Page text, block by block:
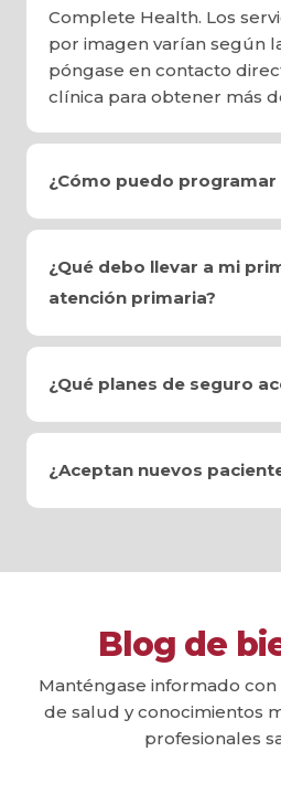
Complete Health. Los
por imagen varían según
póngase en contacto
clínica para obtener más
¿Cómo puedo programar
¿Qué debo llevar a mi
atención primaria?
¿Qué planes de seguro
¿Aceptan nuevos
Blog de
Manténgase informado
de salud y conocimientos
profesionales